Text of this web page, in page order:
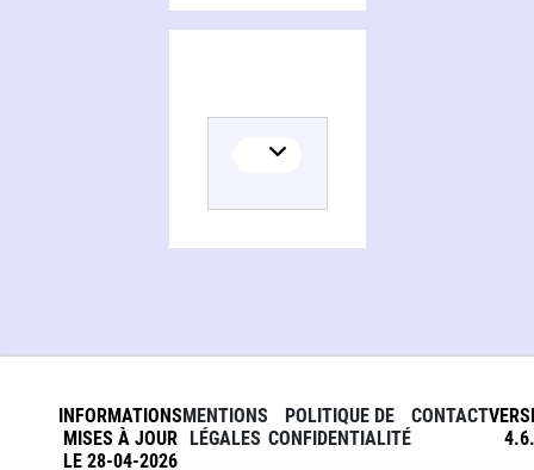
INFORMATIONS
MISES À JOUR
LE 28-04-2026
MENTIONS
LÉGALES
POLITIQUE DE
CONFIDENTIALITÉ
CONTACT